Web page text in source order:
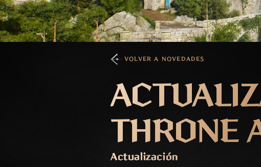
VOLVER A NOVEDADES
THRONE
Actualización